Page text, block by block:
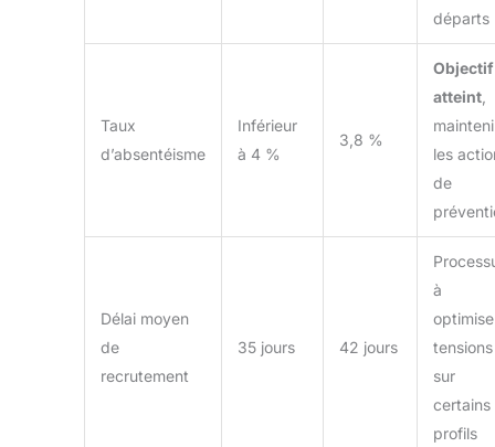
départs
Taux
d’absentéisme
Inférieur
à 4 %
3,8 %
Objectif
atteint
les
de
Délai moyen
de
recrutement
35 jours 42 jours
à
tensions
sur
certains
profils